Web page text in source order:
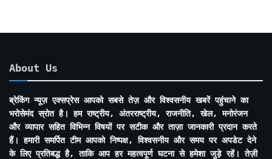
About Us
ब्रेकिंग न्यूज़ एक्सप्रेस आपको सबसे तेज़ और विश्वसनीय खबरें पहुंचाने का
भरोसेमंद स्रोत है। हम राष्ट्रीय, अंतरराष्ट्रीय, राजनीति, खेल, मनोरंजन
और व्यापार सहित विभिन्न विषयों पर सटीक और ताज़ा जानकारी प्रदान करते
हैं। हमारी समर्पित टीम आपको निष्पक्ष, विश्वसनीय और समय पर अपडेट देने
के लिए प्रतिबद्ध है, ताकि आप हर महत्वपूर्ण घटना से हमेशा जुड़े रहें। तेज़ी